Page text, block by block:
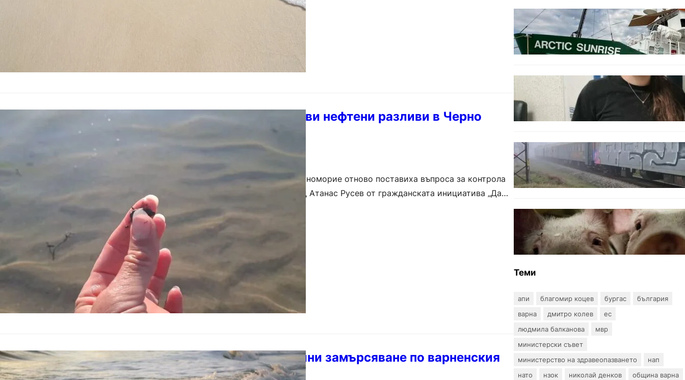
Сателитни данни сочат нови нефтени разливи в Черно
море
15.07.2026
Сигналите за мазут по българското Черноморие отново поставиха въпроса за контрола
върху замърсяването в морето. Според Атанас Русев от гражданската инициатива „Да
запазим Корал“ петната по брега не са от…
Запушен преливник причини замърсяване по варненския
бряг
БЪЛГАРИЯ
Корабът на „Грийнпийс“
пристигна във Варна с
кампания за опазване на
Черно море
ОБЩЕСТВО
Варненска ученичка създаде
интерактивна карта за сигнали
за проблеми с боклука
ОБЩЕСТВО
Бързият влак София – Варна
блъсна и уби жена край гара
Бутово
БЪЛГАРИЯ
БАБХ регистрира огнище на
африканска чума по свинете в
стопанство край Варна
Теми
апи благомир коцев бургас
българия
варна
дмитро колев
ес
людмила балканова
мвр
министерски съвет
министерство на здравеопазването
нап
нато
нзок николай денков
община варна